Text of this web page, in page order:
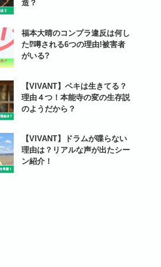
造？
福本大晴のコンプラ違反は何し
た⁉噂される6つの理由!被害者
がいる?
【VIVANT】ベキは生きてる？
理由４つ！本能寺の変の生存説
のようだから？
【VIVANT】ドラムが喋らない
理由は？リアルな声が出たシー
ン紹介！